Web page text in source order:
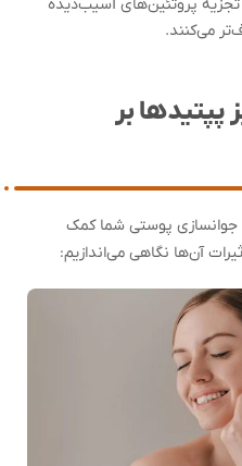
پروتئین‌های آسیب‌دیده
می‌کنند.
پپتیدها بر
جوانسازی پوستی شما کمک
آن‌ها نگاهی می‌اندازیم: